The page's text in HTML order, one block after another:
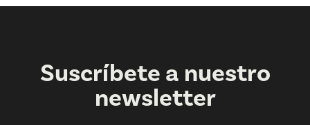
Suscríbete a nuestro
newsletter